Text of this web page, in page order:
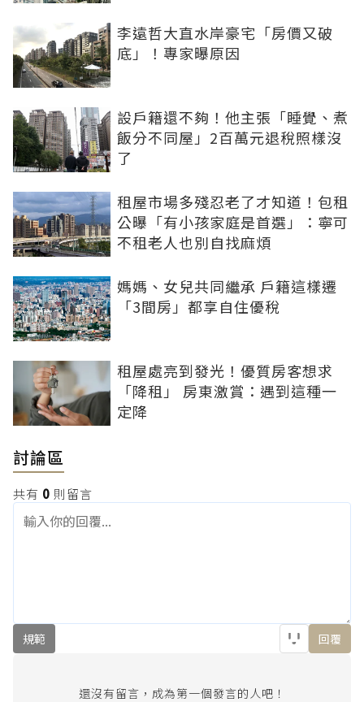
李遠哲大直水岸豪宅「房價又破
底」！專家曝原因
設戶籍還不夠！他主張「睡覺、煮
飯分不同屋」2百萬元退稅照樣沒
了
租屋市場多殘忍老了才知道！包租
公曝「有小孩家庭是首選」：寧可
不租老人也別自找麻煩
媽媽、女兒共同繼承 戶籍這樣遷
「3間房」都享自住優稅
租屋處亮到發光！優質房客想求
「降租」 房東激賞：遇到這種一
定降
討論區
共有 0 則留言
規範 回覆
還沒有留言，成為第一個發言的人吧！